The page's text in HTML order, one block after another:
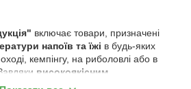
включає товари, призначені
напоїв та їжі в будь-яких
кемпінгу, на риболовлі або в
високоякісним